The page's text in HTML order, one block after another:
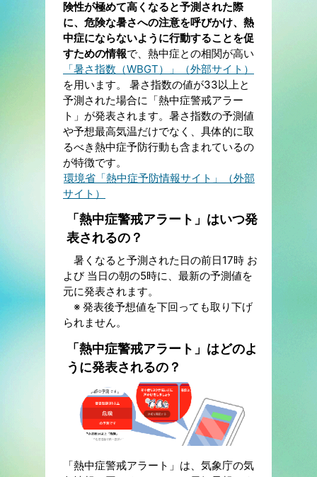
険性が極めて高くなると予測された際
に、危険な暑さへの注意を呼びかけ、熱
中症にならないように行動することを促
すための情報で、熱中症との相関が高い
「暑さ指数（WBGT）」（外部サイト）
を用います。 暑さ指数の値が33以上と
予測された場合に「熱中症警戒アラー
ト」が発表されます。暑さ指数の予測値
や予想最高気温だけでなく、具体的に取
るべき熱中症予防行動も含まれているの
が特徴です。
環境省「熱中症予防情報サイト」（外部
サイト）
「熱中症警戒アラート」はいつ発
表されるの？
暑くなると予測された日の前日17時 お
よび 当日の朝の5時に、最新の予測値を
元に発表されます。
※ 発表後予想値を下回っても取り下げ
られません。
「熱中症警戒アラート」はどのよ
うに発表されるの？
「熱中症警戒アラート」は、気象庁の気